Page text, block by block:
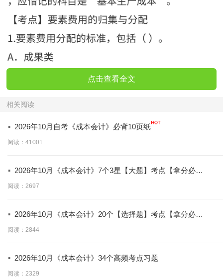
点击查看全文
相关阅读
· 2026年10月自考《成本会计》必背10页纸
阅读：41001
· 2026年10月《成本会计》7个3星【大题】考点【拿分必
背】
阅读：2697
· 2026年10月《成本会计》20个【选择题】考点【拿分必
学】
阅读：2844
· 2026年10月《成本会计》34个高频考点习题
阅读：2329